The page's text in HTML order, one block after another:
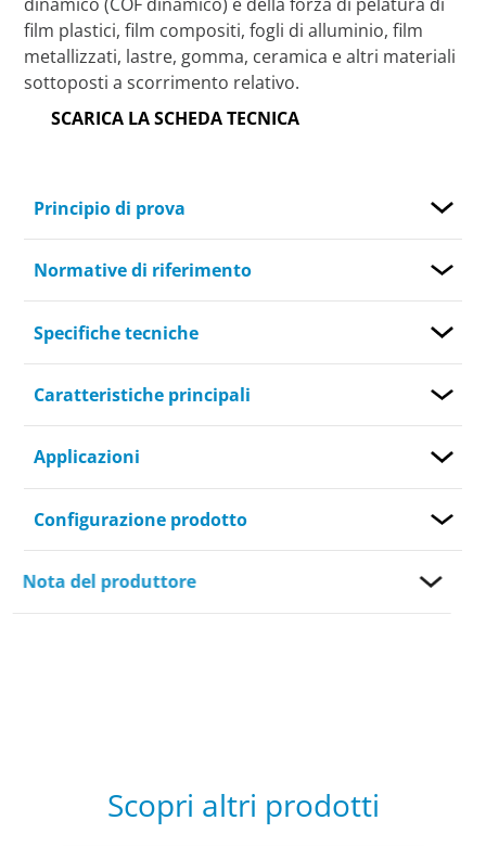
film plastici, film compositi, fogli di alluminio, film
metallizzati, lastre, gomma, ceramica e altri materiali
sottoposti a scorrimento relativo.
SCARICA LA SCHEDA TECNICA
Principio di prova
Normative di riferimento
Specifiche tecniche
Caratteristiche principali
Applicazioni
Configurazione prodotto
Nota del produttore
Scopri altri prodotti